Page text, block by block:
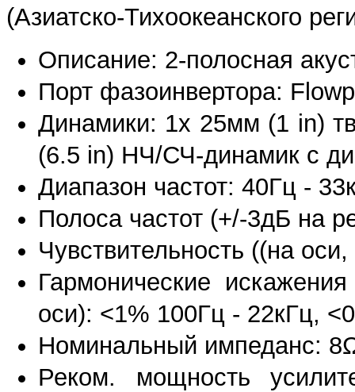
(Азиатско-Тихоокеанского
Описание: 2-полосная
Порт фазоинвертора:
Динамики: 1x 25мм (1 in)
(6.5 in) НЧ/СЧ-динамик с
Диапазон частот: 40Гц -
Полоса частот (+/-3дБ на
Чувствительность ((на
Гармонические
оси): <1% 100Гц - 22кГц,
Номинальный импеданс:
Реком. мощность